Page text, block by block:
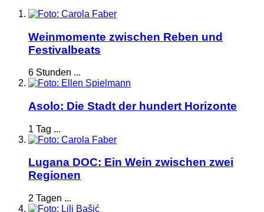
Weinmomente zwischen Reben und
Festivalbeats
6 Stunden ...
Asolo: Die Stadt der hundert Horizonte
1 Tag ...
Lugana DOC: Ein Wein zwischen zwei
Regionen
2 Tagen ...